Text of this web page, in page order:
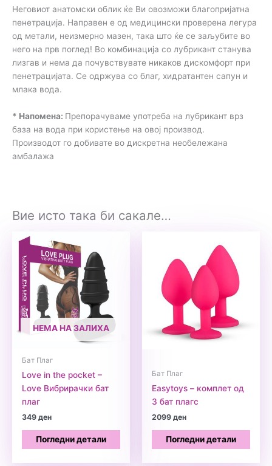
Неговиот анатомски облик ќе Ви овозможи благопријатна
пенетрација. Направен е од медицински проверена легура
од метали, неизмерно мазен, така што ќе се заљубите во
него на прв поглед! Во комбинација со лубрикант станува
лизгав и нема да почувствувате никаков дискомфорт при
пенетрацијата. Се одржува со благ, хидратантен сапун и
млака вода.
* Напомена: Препорачуваме употреба на лубрикант врз
база на вода при користење на овој производ.
Производот го добивате во дискретна необележана
амбалажа
Вие исто така би сакале…
НЕМА НА ЗАЛИХА
Бат Плаг
Love in the pocket –
Love Вибрирачки бат
плаг
349ден
Погледни детали
Бат Плаг
Easytoys – комплет од
3 бат плагс
2099ден
Погледни детали